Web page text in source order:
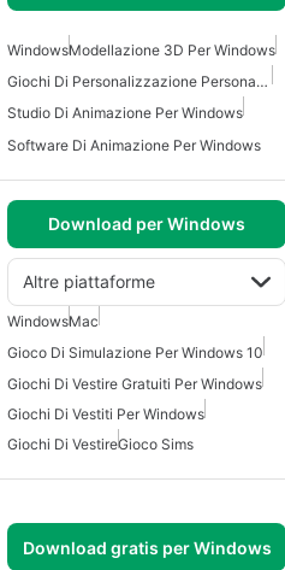
WindowsModellazione 3D Per Windows
Giochi Di Personalizzazione Personaggio Per Windows
Studio Di Animazione Per Windows
Software Di Animazione Per Windows
Download per Windows
Altre piattaforme
WindowsMac
Gioco Di Simulazione Per Windows 10
Giochi Di Vestire Gratuiti Per Windows
Giochi Di Vestiti Per Windows
Giochi Di VestireGioco Sims
Download gratis per Windows